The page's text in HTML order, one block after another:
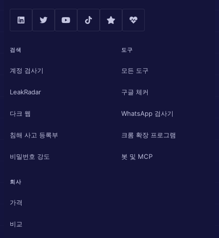
검색
계정 검사기
LeakRadar
다크 웹
침해 사고 등록부
비밀번호 강도
도구
모든 도구
구글 체커
WhatsApp 검사기
크롬 확장 프로그램
봇 및 MCP
회사
가격
비교